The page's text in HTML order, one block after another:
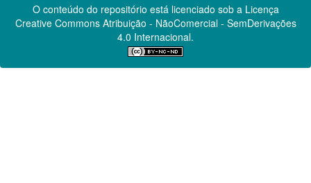
O conteúdo do repositório está licenciado sob a Licença
Creative CommonsAtribuição - NãoComercial - SemDerivações
4.0 Internacional.